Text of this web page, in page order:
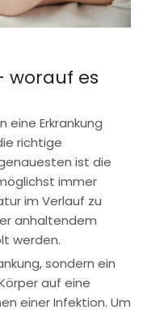
worauf es
eine Erkrankung
richtige
ist die
immer
im Verlauf zu
anhaltendem
werden.
sondern ein
auf eine
einer Infektion. Um